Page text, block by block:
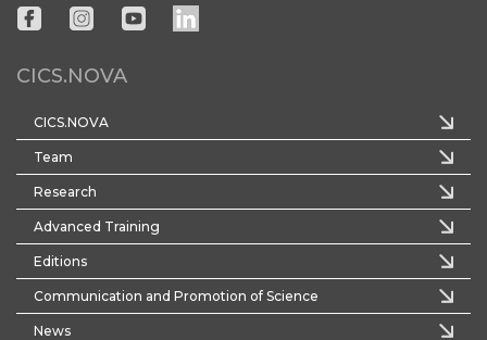
CICS.NOVA
CICS.NOVA
Team
Research
Advanced Training
Editions
Communication and Promotion of Science
News